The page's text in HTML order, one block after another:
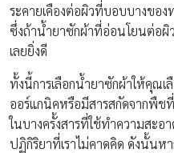
ระคายเคืองต่อผิวที่บอบบางของ
ซึ่งถ้าน้ำยาซักผ้าที่อ่อนโยนต่อผิ
เลยยิ่งดี
ทั้งนี้การเลือกน้ำยาซักผ้าให้คุณ
ออร์แกนิคหรือมีสารสกัดจากพืช
ในบางครั้งสารที่ใช้ทำความสะอ
ปฏิกิริยาที่เราไม่คาดคิด ดังนั้น